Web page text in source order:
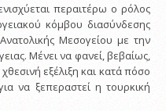
περαιτέρω ο ρόλος
κόμβου διασύνδεσης
Μεσογείου με την
Μένει να φανεί, βεβαίως,
εξέλιξη και κατά πόσο
να ξεπεραστεί η τουρκική